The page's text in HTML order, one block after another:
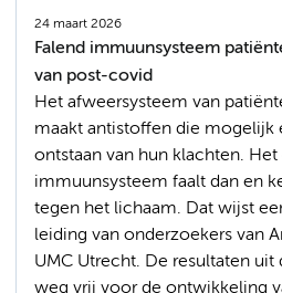
24 maart 2026
Falend immuunsysteem
van post-covid
Het afweersysteem van
maakt antistoffen die mogelijk
ontstaan van hun klachten. Het
immuunsysteem faalt dan en
tegen het lichaam. Dat wijst
leiding van onderzoekers van
UMC Utrecht. De resultaten uit
weg vrij voor de ontwikkeling